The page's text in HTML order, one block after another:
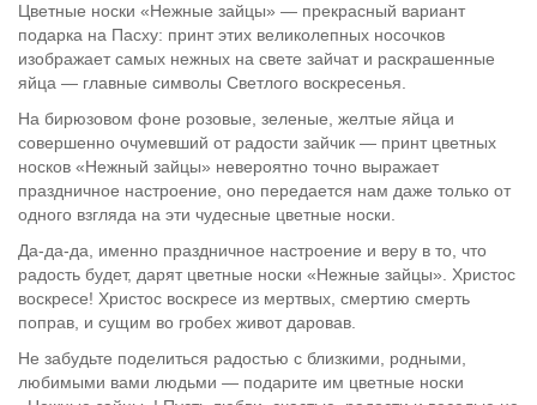
Цветные носки «Нежные зайцы» — прекрасный вариант
подарка на Пасху: принт этих великолепных носочков
изображает самых нежных на свете зайчат и раскрашенные
яйца — главные символы Светлого воскресенья.
На бирюзовом фоне розовые, зеленые, желтые яйца и
совершенно очумевший от радости зайчик — принт цветных
носков «Нежный зайцы» невероятно точно выражает
праздничное настроение, оно передается нам даже только от
одного взгляда на эти чудесные цветные носки.
Да-да-да, именно праздничное настроение и веру в то, что
радость будет, дарят цветные носки «Нежные зайцы». Христос
воскресе! Христос воскресе из мертвых, смертию смерть
поправ, и сущим во гробех живот даровав.
Не забудьте поделиться радостью с близкими, родными,
любимыми вами людьми — подарите им цветные носки